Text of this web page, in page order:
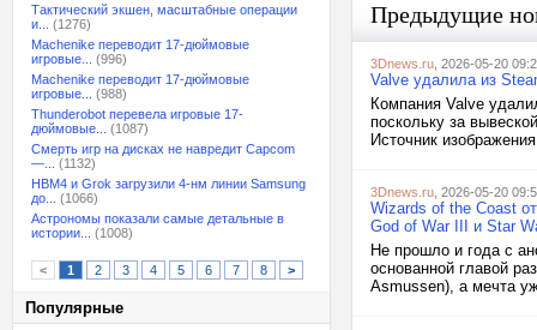
Тактический экшен, масштабные операции
и...
(1276)
Machenike переводит 17-дюймовые
игровые...
(996)
Machenike переводит 17-дюймовые
игровые...
(988)
Thunderobot перевела игровые 17-
дюймовые...
(1087)
Смерть игр на дисках не навредит Capcom
—...
(1132)
HBM4 и Grok загрузили 4-нм линии Samsung
до...
(1066)
Астрономы показали самые детальные в
истории...
(1008)
< 1 2 3 4 5 6 7 8 >
Популярные
Предыдущие
3Dnews.ru , 2026-05-20
Valve удалила из
Компания Valve
поскольку за
Источник
3Dnews.ru , 2026-05-20
Wizards of the Coast
God of War III и Star
Не прошло и года с
основанной главой
Asmussen), а мечта